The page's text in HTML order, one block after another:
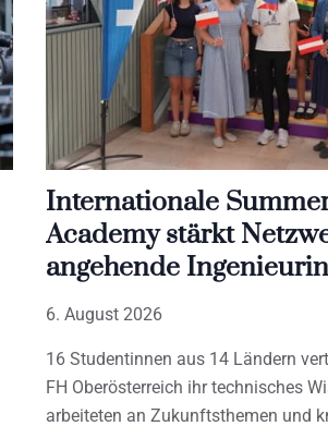
Internationale
Academy stärkt
angehende
6. August 2026
16 Studentinnen aus 14 Ländern
FH Oberösterreich ihr technisches
arbeiteten an Zukunftsthemen und